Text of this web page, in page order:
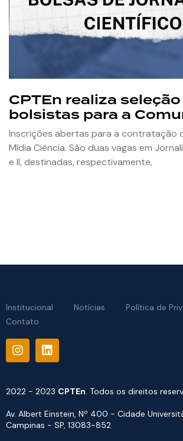
CPTEn realiza
bolsistas para a
Inscrições abertas para a contratação
Mídia Ciência. São duas vagas em
e II, destinadas, respectivamente,
Institucional Notícias
Política de
Contato
2022 - 2023 CPTEn. Todos os direitos
Av. Albert Einstein, Nº 400 - Cidade
Campinas - SP, 13083-852